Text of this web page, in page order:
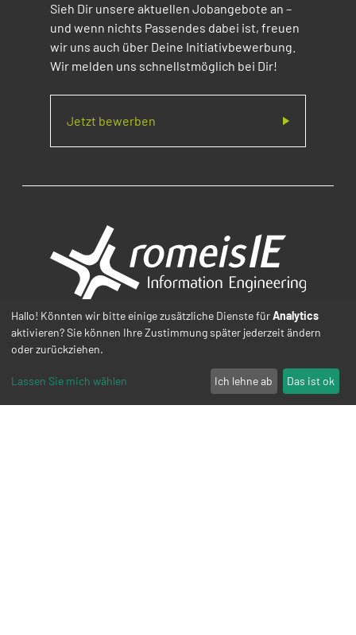
Sieh Dir unsere aktuellen Jobangebote an –
und wenn nichts Passendes dabei ist, freuen
wir uns auch über Deine Initiativbewerbung.
Wir melden uns schnellstmöglich bei Dir!
Jetzt bewerben
romeis Information Engineering GmbH
D-63571 Gelnhausen-Mitte
Hallo! Könnten wir bitte einige zusätzliche Dienste fürAnalytics
aktivieren? Sie können Ihre Zustimmung später jederzeit ändern
oder zurückziehen.
Lassen Sie mich wählen Ich lehne ab Das ist ok